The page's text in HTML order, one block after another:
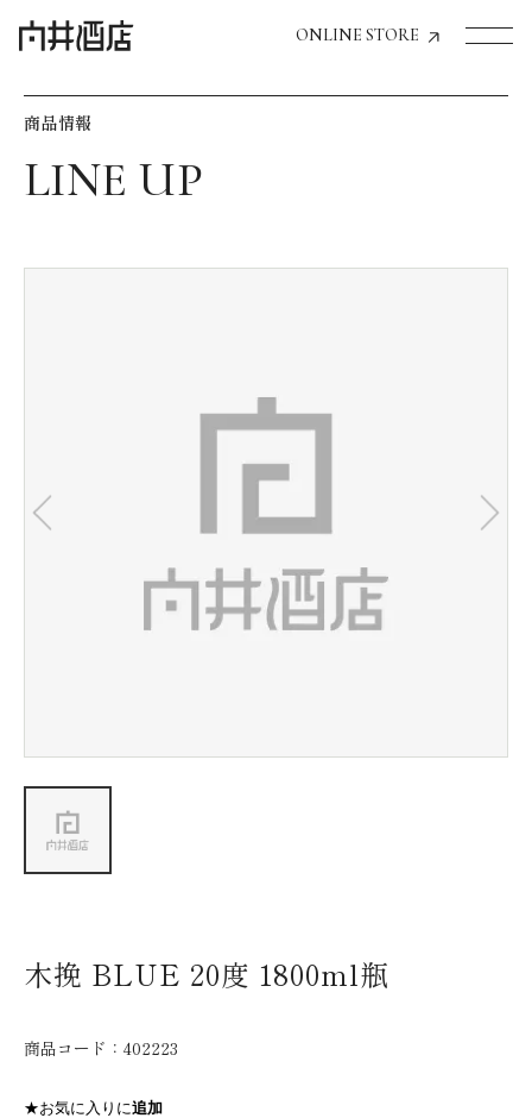
ONLINE STORE
飲食店経営のお客様
お気に入り機能の活用方法
会社情報
商品情報
木挽 BLUE 20度 1800ml瓶
商品コード： 402223
★お気に入りに追加